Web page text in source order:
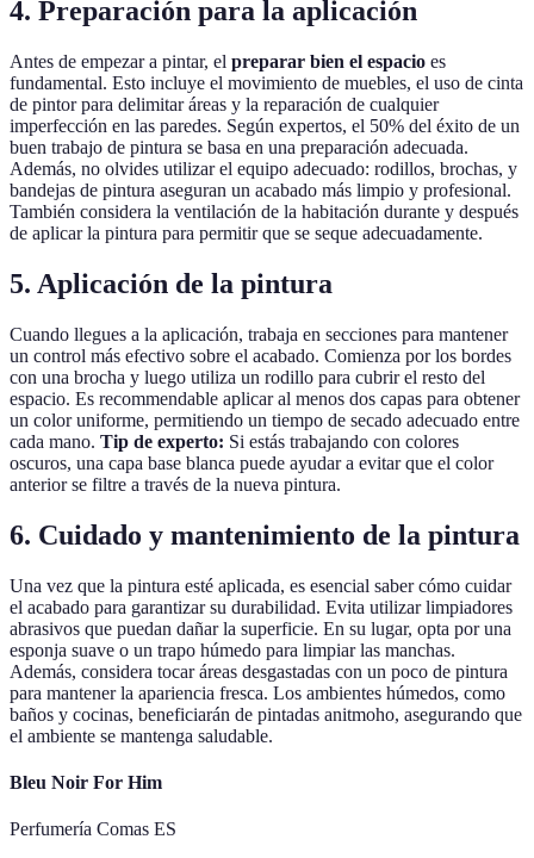
4. Preparación para la aplicación
Antes de empezar a pintar, el preparar bien el espacio es
fundamental. Esto incluye el movimiento de muebles, el uso de cinta
de pintor para delimitar áreas y la reparación de cualquier
imperfección en las paredes. Según expertos, el 50% del éxito de un
buen trabajo de pintura se basa en una preparación adecuada.
Además, no olvides utilizar el equipo adecuado: rodillos, brochas, y
bandejas de pintura aseguran un acabado más limpio y profesional.
También considera la ventilación de la habitación durante y después
de aplicar la pintura para permitir que se seque adecuadamente.
5. Aplicación de la pintura
Cuando llegues a la aplicación, trabaja en secciones para mantener
un control más efectivo sobre el acabado. Comienza por los bordes
con una brocha y luego utiliza un rodillo para cubrir el resto del
espacio. Es recommendable aplicar al menos dos capas para obtener
un color uniforme, permitiendo un tiempo de secado adecuado entre
cada mano. Tip de experto: Si estás trabajando con colores
oscuros, una capa base blanca puede ayudar a evitar que el color
anterior se filtre a través de la nueva pintura.
6. Cuidado y mantenimiento de la pintura
Una vez que la pintura esté aplicada, es esencial saber cómo cuidar
el acabado para garantizar su durabilidad. Evita utilizar limpiadores
abrasivos que puedan dañar la superficie. En su lugar, opta por una
esponja suave o un trapo húmedo para limpiar las manchas.
Además, considera tocar áreas desgastadas con un poco de pintura
para mantener la apariencia fresca. Los ambientes húmedos, como
baños y cocinas, beneficiarán de pintadas anitmoho, asegurando que
el ambiente se mantenga saludable.
Bleu Noir For Him
Perfumería Comas ES